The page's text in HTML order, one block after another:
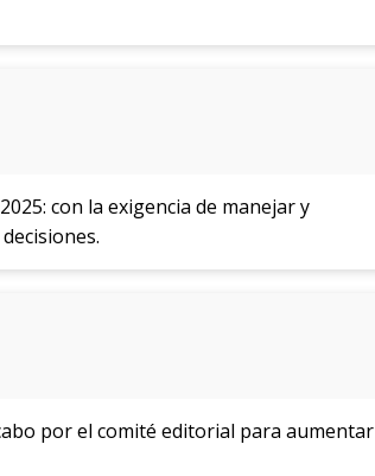
con la exigencia de manejar y
por el comité editorial para aumentar